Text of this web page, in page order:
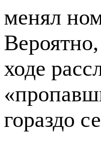
менял
ходе
гораздо